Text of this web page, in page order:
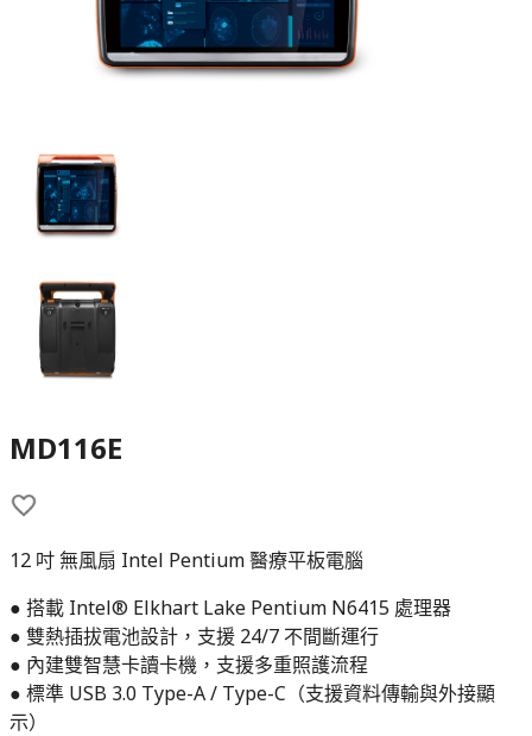
MD116E
12 吋 無風扇 Intel Pentium 醫療平板電腦
● 搭載 Intel® Elkhart Lake Pentium N6415 處理器
● 雙熱插拔電池設計，支援 24/7 不間斷運行
● 內建雙智慧卡讀卡機，支援多重照護流程
● 標準 USB 3.0 Type-A / Type-C（支援資料傳輸與外接顯
示）